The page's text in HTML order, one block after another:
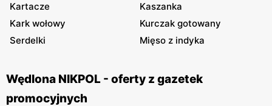
Kartacze
Kaszanka
Kark wołowy
Kurczak gotowany
Serdelki
Mięso z indyka
Wędlona NIKPOL - oferty z gazetek
promocyjnych